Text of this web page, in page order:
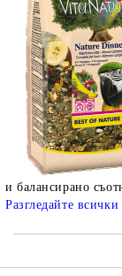
и балансирано
Разгледайте